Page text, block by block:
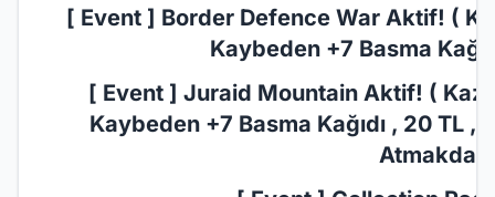
[ Event ] Border Defence War Aktif! (
Kaybeden +7 Basma
[ Event ] Juraid Mountain Aktif! (
Kaybeden +7 Basma Kağıdı , 20 TL